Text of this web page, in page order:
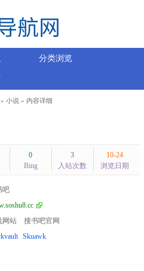
分类浏览
» 小说 » 内容详细
0
Bing
3
入站次数
10-24
浏览日期
吧
网站
搜书吧官网
Skuawk